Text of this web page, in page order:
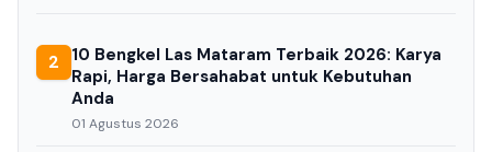
2
10 Bengkel Las Mataram Terbaik 2026: Karya
Rapi, Harga Bersahabat untuk Kebutuhan
Anda
01 Agustus 2026